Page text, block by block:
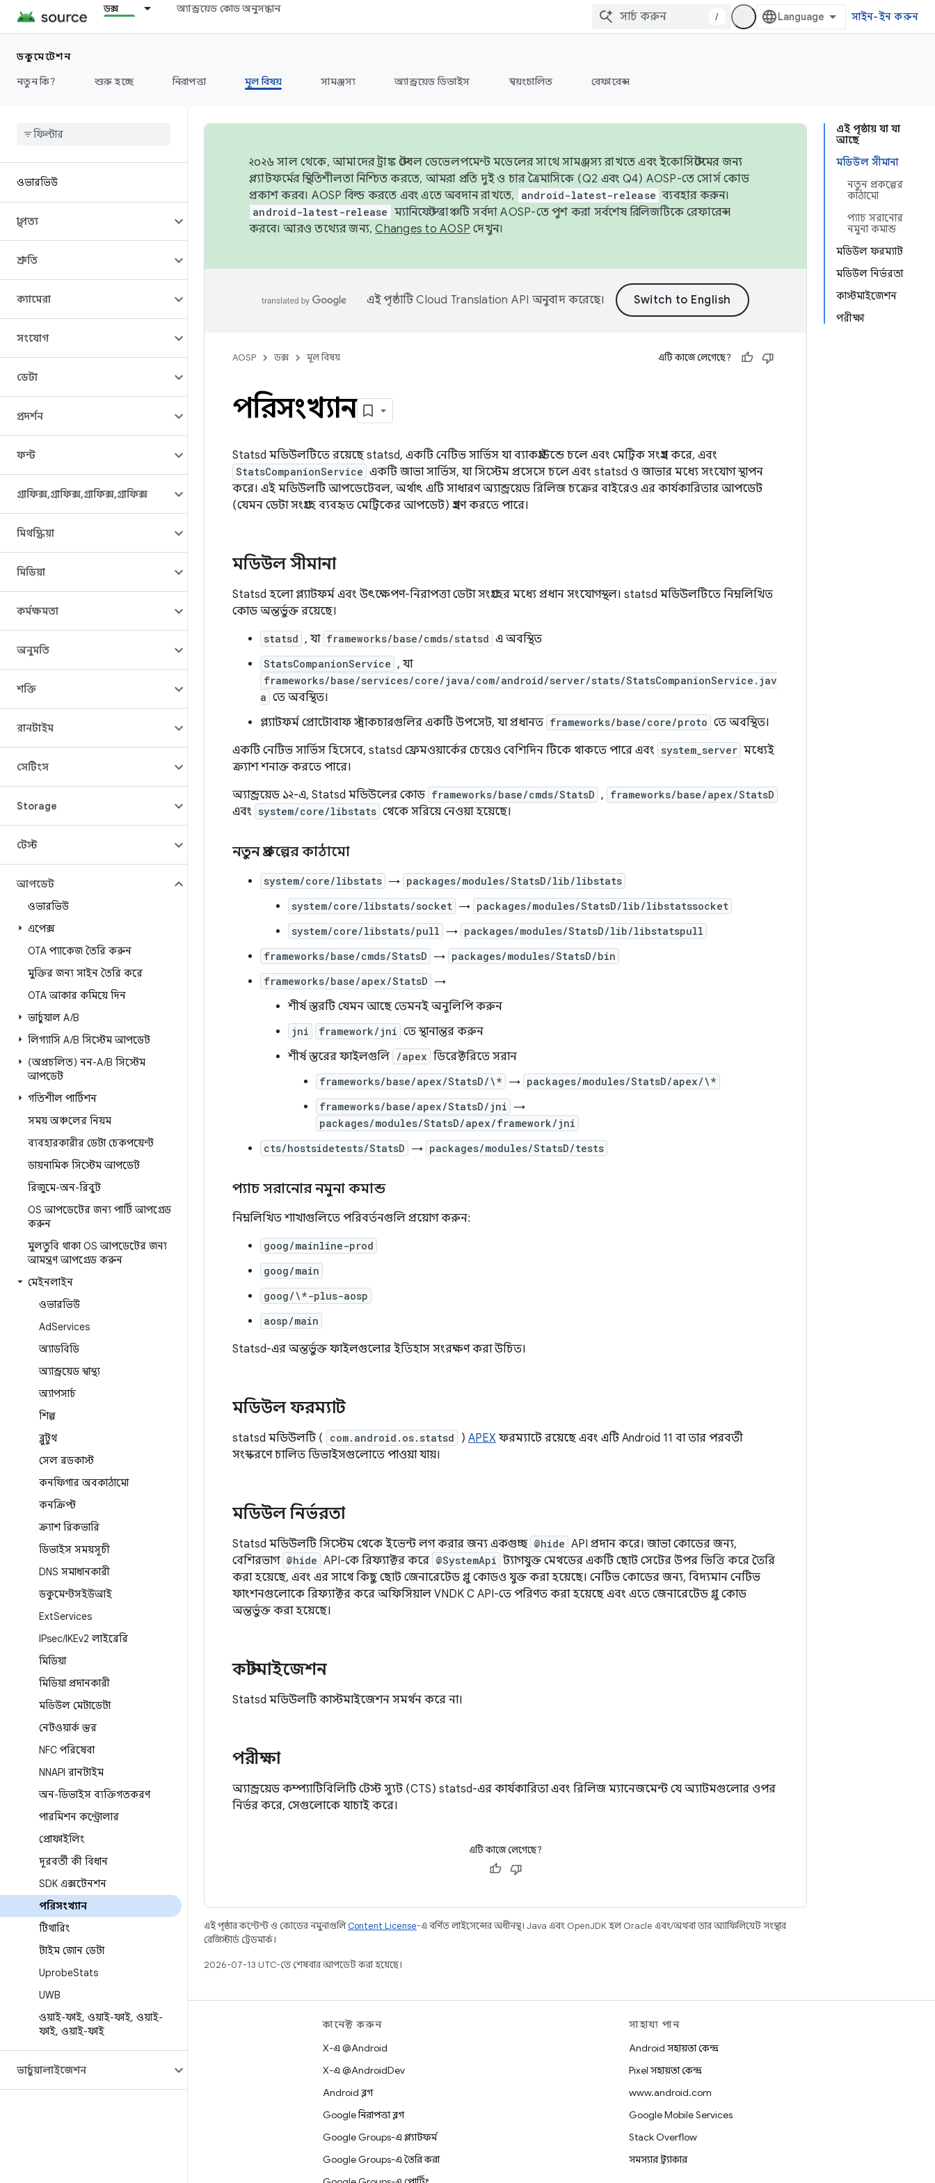
ডক্স অ্যান্ড্রয়েড কোড অনুসন্ধান
/ সাইন-ইন করুন
ডকুমেন্টেশন
নতুন কি?
শুরু হচ্ছে নিরাপত্তা মূল বিষয় সামঞ্জস্য অ্যান্ড্রয়েড ডিভাইস স্বয়ংচালিত রেফারেন্স
ওভারভিউ
স্থাপত্য
শ্রুতি
ক্যামেরা
সংযোগ
ডেটা
প্রদর্শন
ফন্ট
গ্রাফিক্স,গ্রাফিক্স,গ্রাফিক্স,গ্রাফিক্স
মিথস্ক্রিয়া
মিডিয়া
কর্মক্ষমতা
অনুমতি
শক্তি
রানটাইম
সেটিংস
Storage
টেস্ট
আপডেট
ওভারভিউ
এপেক্স
OTA প্যাকেজ তৈরি করুন
মুক্তির জন্য সাইন তৈরি করে
OTA আকার কমিয়ে দিন
ভার্চুয়াল A/B
লিগ্যাসি A/B সিস্টেম আপডেট
(অপ্রচলিত) নন-A/B সিস্টেম
আপডেট
গতিশীল পার্টিশন
সময় অঞ্চলের নিয়ম
ব্যবহারকারীর ডেটা চেকপয়েন্ট
ডায়নামিক সিস্টেম আপডেট
রিজুমে-অন-রিবুট
OS আপডেটের জন্য পার্টি আপগ্রেড
করুন
মুলতুবি থাকা OS আপডেটের জন্য
আমন্ত্রণ আপগ্রেড করুন
মেইনলাইন
ওভারভিউ
AdServices
অ্যাডবিডি
অ্যান্ড্রয়েড স্বাস্থ্য
অ্যাপসার্চ
শিল্প
ব্লুটুথ
সেল ব্রডকাস্ট
কনফিগার অবকাঠামো
কনক্রিপ্ট
ক্র্যাশ রিকভারি
ডিভাইস সময়সূচী
DNS সমাধানকারী
ডকুমেন্টসইউআই
ExtServices
IPsec/IKEv2 লাইব্রেরি
মিডিয়া
মিডিয়া প্রদানকারী
মডিউল মেটাডেটা
নেটওয়ার্ক স্তর
NFC পরিষেবা
NNAPI রানটাইম
অন-ডিভাইস ব্যক্তিগতকরণ
পারমিশন কন্ট্রোলার
প্রোফাইলিং
দূরবর্তী কী বিধান
SDK এক্সটেনশন
পরিসংখ্যান
টিথারিং
টাইম জোন ডেটা
UprobeStats
UWB
ওয়াই-ফাই, ওয়াই-ফাই, ওয়াই-
ফাই, ওয়াই-ফাই
ভার্চুয়ালাইজেশন
এই পৃষ্ঠায় যা যা
আছে
মডিউল সীমানা
নতুন প্রকল্পের
কাঠামো
প্যাচ সরানোর
নমুনা কমান্ড
মডিউল ফরম্যাট
মডিউল নির্ভরতা
কাস্টমাইজেশন
পরীক্ষা
২০২৬ সাল থেকে, আমাদের ট্রাঙ্ক স্টেবল ডেভেলপমেন্ট মডেলের সাথে সামঞ্জস্য রাখতে এবং ইকোসিস্টেমের জন্য
প্ল্যাটফর্মের স্থিতিশীলতা নিশ্চিত করতে, আমরা প্রতি দুই ও চার ত্রৈমাসিকে (Q2 এবং Q4) AOSP-তে সোর্স কোড
প্রকাশ করব। AOSP বিল্ড করতে এবং এতে অবদান রাখতে,
android-latest-release ব্যবহার করুন।
android-latest-release ম্যানিফেস্ট ব্রাঞ্চটি সর্বদা AOSP-তে পুশ করা সর্বশেষ রিলিজটিকে রেফারেন্স
করবে। আরও তথ্যের জন্য,Changes to AOSP দেখুন।
এই পৃষ্ঠাটিCloud Translation API অনুবাদ করেছে।
AOSP ডক্স মূল বিষয় এটি কাজে লেগেছে?
পরিসংখ্যান
Statsd মডিউলটিতে রয়েছে statsd, একটি নেটিভ সার্ভিস যা ব্যাকগ্রাউন্ডে চলে এবং মেট্রিক সংগ্রহ করে, এবং
StatsCompanionService একটি জাভা সার্ভিস, যা সিস্টেম প্রসেসে চলে এবং statsd ও জাভার মধ্যে সংযোগ স্থাপন
করে। এই মডিউলটি আপডেটেবল, অর্থাৎ এটি সাধারণ অ্যান্ড্রয়েড রিলিজ চক্রের বাইরেও এর কার্যকারিতার আপডেট
(যেমন ডেটা সংগ্রহে ব্যবহৃত মেট্রিকের আপডেট) গ্রহণ করতে পারে।
মডিউল সীমানা
Statsd হলো প্ল্যাটফর্ম এবং উৎক্ষেপণ-নিরাপত্তা ডেটা সংগ্রহের মধ্যে প্রধান সংযোগস্থল। statsd মডিউলটিতে নিম্নলিখিত
কোড অন্তর্ভুক্ত রয়েছে।
statsd , যা frameworks/base/cmds/statsd এ অবস্থিত
StatsCompanionService , যা
frameworks/base/services/core/java/com/android/server/stats/StatsCompanionService.jav
a তে অবস্থিত।
প্ল্যাটফর্ম প্রোটোবাফ স্ট্রাকচারগুলির একটি উপসেট, যা প্রধানত frameworks/base/core/proto তে অবস্থিত।
একটি নেটিভ সার্ভিস হিসেবে, statsd ফ্রেমওয়ার্কের চেয়েও বেশিদিন টিকে থাকতে পারে এবং system_server মধ্যেই
ক্র্যাশ শনাক্ত করতে পারে।
অ্যান্ড্রয়েড ১২-এ, Statsd মডিউলের কোড frameworks/base/cmds/StatsD , frameworks/base/apex/StatsD
এবং system/core/libstats থেকে সরিয়ে নেওয়া হয়েছে।
নতুন প্রকল্পের কাঠামো
system/core/libstats → packages/modules/StatsD/lib/libstats
system/core/libstats/socket → packages/modules/StatsD/lib/libstatssocket
system/core/libstats/pull → packages/modules/StatsD/lib/libstatspull
frameworks/base/cmds/StatsD → packages/modules/StatsD/bin
frameworks/base/apex/StatsD →
শীর্ষ স্তরটি যেমন আছে তেমনই অনুলিপি করুন
jni framework/jni তে স্থানান্তর করুন
শীর্ষ স্তরের ফাইলগুলি /apex ডিরেক্টরিতে সরান
frameworks/base/apex/StatsD/\* → packages/modules/StatsD/apex/\*
frameworks/base/apex/StatsD/jni →
packages/modules/StatsD/apex/framework/jni
cts/hostsidetests/StatsD → packages/modules/StatsD/tests
প্যাচ সরানোর নমুনা কমান্ড
নিম্নলিখিত শাখাগুলিতে পরিবর্তনগুলি প্রয়োগ করুন:
goog/mainline-prod
goog/main
goog/\*-plus-aosp
aosp/main
Statsd-এর অন্তর্ভুক্ত ফাইলগুলোর ইতিহাস সংরক্ষণ করা উচিত।
মডিউল ফরম্যাট
statsd মডিউলটি ( com.android.os.statsd ) APEX ফরম্যাটে রয়েছে এবং এটি Android 11 বা তার পরবর্তী
সংস্করণে চালিত ডিভাইসগুলোতে পাওয়া যায়।
মডিউল নির্ভরতা
Statsd মডিউলটি সিস্টেম থেকে ইভেন্ট লগ করার জন্য একগুচ্ছ @hide API প্রদান করে। জাভা কোডের জন্য,
বেশিরভাগ @hide API-কে রিফ্যাক্টর করে @SystemApi ট্যাগযুক্ত মেথডের একটি ছোট সেটের উপর ভিত্তি করে তৈরি
করা হয়েছে, এবং এর সাথে কিছু ছোট জেনারেটেড গ্লু কোডও যুক্ত করা হয়েছে। নেটিভ কোডের জন্য, বিদ্যমান নেটিভ
ফাংশনগুলোকে রিফ্যাক্টর করে অফিসিয়াল VNDK C API-তে পরিণত করা হয়েছে এবং এতে জেনারেটেড গ্লু কোড
অন্তর্ভুক্ত করা হয়েছে।
কাস্টমাইজেশন
Statsd মডিউলটি কাস্টমাইজেশন সমর্থন করে না।
পরীক্ষা
অ্যান্ড্রয়েড কম্প্যাটিবিলিটি টেস্ট স্যুট (CTS) statsd-এর কার্যকারিতা এবং রিলিজ ম্যানেজমেন্ট যে অ্যাটমগুলোর ওপর
নির্ভর করে, সেগুলোকে যাচাই করে।
এটি কাজে লেগেছে?
এই পৃষ্ঠার কন্টেন্ট ও কোডের নমুনাগুলিContent License-এ বর্ণিত লাইসেন্সের অধীনস্থ। Java এবং OpenJDK হল Oracle এবং/অথবা তার অ্যাফিলিয়েট সংস্থার
রেজিস্টার্ড ট্রেডমার্ক।
2026-07-13 UTC-তে শেষবার আপডেট করা হয়েছে।
Android স্টোরেজ
প্রয়োজনীয়তা
ডাউনলোড হচ্ছে
কানেক্ট করুন
X-এ @Android
X-এ @AndroidDev
Android ব্লগ
Google নিরাপত্তা ব্লগ
Google Groups-এ প্ল্যাটফর্ম
Google Groups-এ তৈরি করা
সাহায্য পান
Android সহায়তা কেন্দ্র
Pixel সহায়তা কেন্দ্র
www.android.com
Google Mobile Services
Stack Overflow
সমস্যার ট্র্যাকার